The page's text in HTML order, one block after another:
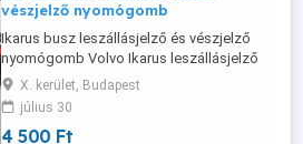
vészjelző nyomógomb
Ikarus busz leszállásjelző és vészjelző
nyomógomb Volvo Ikarus leszállásjelző
és vészjelző nyomógomb használt több
darab Használt állapotú Ikarus busz
relikviák Ikarus retro Ikarus busz bus 2
Ikarus típusokhoz 26 stb. ár db Szállítás
X. kerület, Budapest
július 30
4 500 Ft